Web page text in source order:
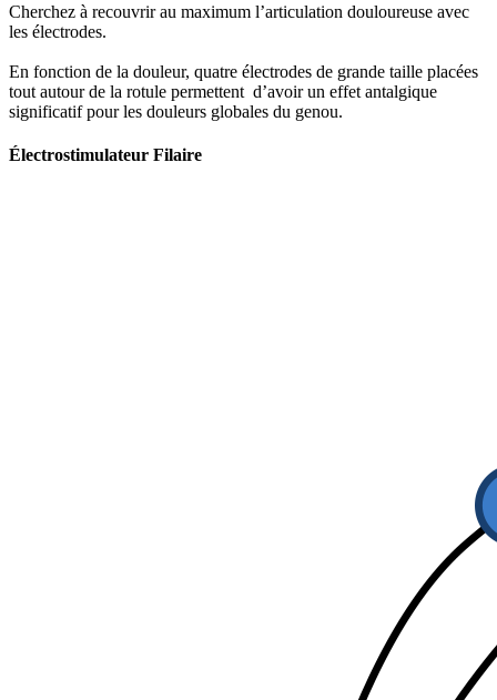
Cherchez à recouvrir au maximum l’articulation douloureuse avec
les électrodes.
En fonction de la douleur, quatre électrodes de grande taille placées
tout autour de la rotule permettent d’avoir un effet antalgique
significatif pour les douleurs globales du genou.
Électrostimulateur Filaire